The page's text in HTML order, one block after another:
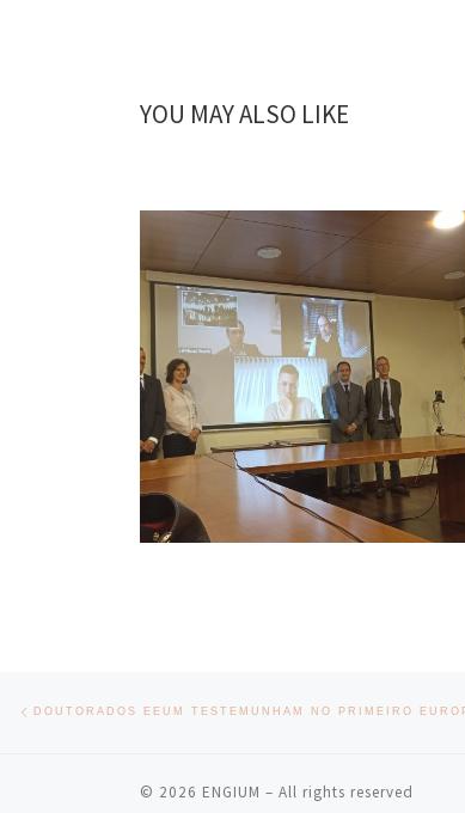
YOU MAY ALSO LIKE
Post navigation
© 2026 ENGIUM – All rights reserved